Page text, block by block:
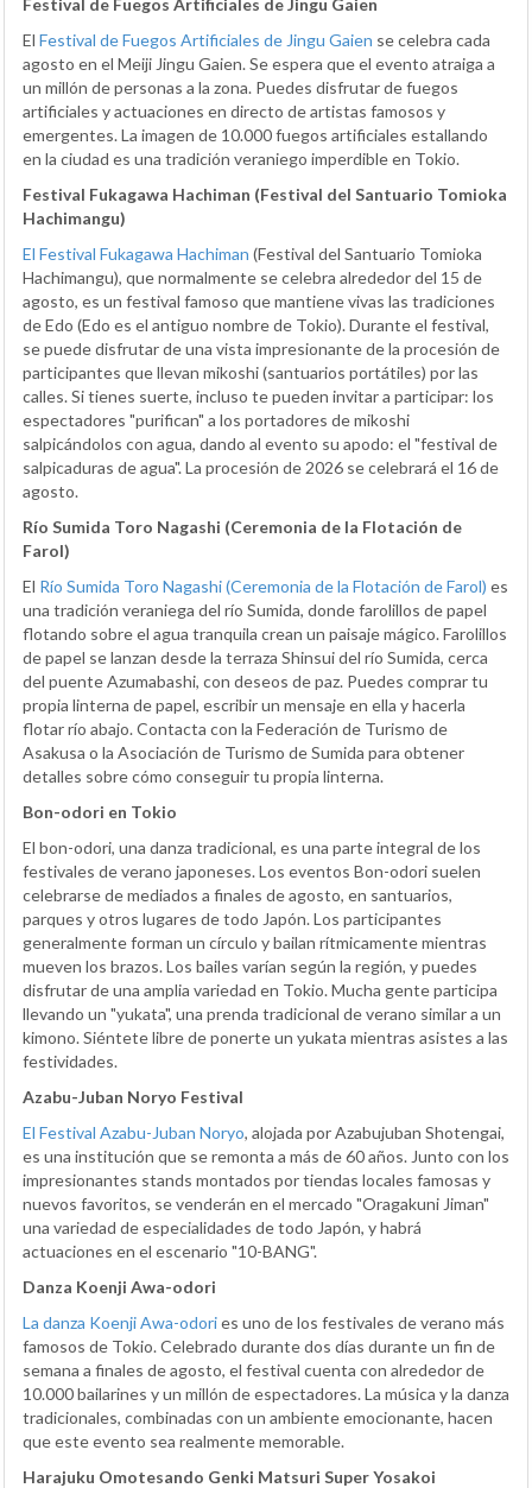
Festival de Fuegos Artificiales de Jingu Gaien
El Festival de Fuegos Artificiales de Jingu Gaien se celebra cada
agosto en el Meiji Jingu Gaien. Se espera que el evento atraiga a
un millón de personas a la zona. Puedes disfrutar de fuegos
artificiales y actuaciones en directo de artistas famosos y
emergentes. La imagen de 10.000 fuegos artificiales estallando
en la ciudad es una tradición veraniego imperdible en Tokio.
Festival Fukagawa Hachiman (Festival del Santuario Tomioka
Hachimangu)
El Festival Fukagawa Hachiman (Festival del Santuario Tomioka
Hachimangu), que normalmente se celebra alrededor del 15 de
agosto, es un festival famoso que mantiene vivas las tradiciones
de Edo (Edo es el antiguo nombre de Tokio). Durante el festival,
se puede disfrutar de una vista impresionante de la procesión de
participantes que llevan mikoshi (santuarios portátiles) por las
calles. Si tienes suerte, incluso te pueden invitar a participar: los
espectadores "purifican" a los portadores de mikoshi
salpicándolos con agua, dando al evento su apodo: el "festival de
salpicaduras de agua". La procesión de 2026 se celebrará el 16 de
agosto.
Río Sumida Toro Nagashi (Ceremonia de la Flotación de
Farol)
El Río Sumida Toro Nagashi (Ceremonia de la Flotación de Farol) es
una tradición veraniega del río Sumida, donde farolillos de papel
flotando sobre el agua tranquila crean un paisaje mágico. Farolillos
de papel se lanzan desde la terraza Shinsui del río Sumida, cerca
del puente Azumabashi, con deseos de paz. Puedes comprar tu
propia linterna de papel, escribir un mensaje en ella y hacerla
flotar río abajo. Contacta con la Federación de Turismo de
Asakusa o la Asociación de Turismo de Sumida para obtener
detalles sobre cómo conseguir tu propia linterna.
Bon-odori en Tokio
El bon-odori, una danza tradicional, es una parte integral de los
festivales de verano japoneses. Los eventos Bon-odori suelen
celebrarse de mediados a finales de agosto, en santuarios,
parques y otros lugares de todo Japón. Los participantes
generalmente forman un círculo y bailan rítmicamente mientras
mueven los brazos. Los bailes varían según la región, y puedes
disfrutar de una amplia variedad en Tokio. Mucha gente participa
llevando un "yukata", una prenda tradicional de verano similar a un
kimono. Siéntete libre de ponerte un yukata mientras asistes a las
festividades.
Azabu-Juban Noryo Festival
El Festival Azabu-Juban Noryo, alojada por Azabujuban Shotengai,
es una institución que se remonta a más de 60 años. Junto con los
impresionantes stands montados por tiendas locales famosas y
nuevos favoritos, se venderán en el mercado "Oragakuni Jiman"
una variedad de especialidades de todo Japón, y habrá
actuaciones en el escenario "10-BANG".
Danza Koenji Awa-odori
La danza Koenji Awa-odories uno de los festivales de verano más
famosos de Tokio. Celebrado durante dos días durante un fin de
semana a finales de agosto, el festival cuenta con alrededor de
10.000 bailarines y un millón de espectadores. La música y la danza
tradicionales, combinadas con un ambiente emocionante, hacen
que este evento sea realmente memorable.
Harajuku Omotesando Genki Matsuri Super Yosakoi